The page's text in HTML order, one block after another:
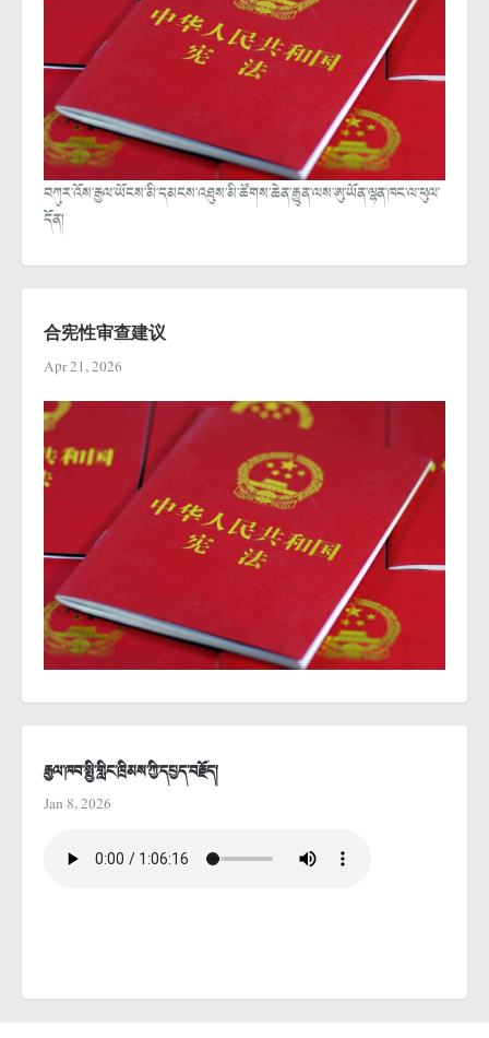
བཀུར་འོས་རྒྱལ་ཡོངས་མི་དམངས་འཐུས་མི་ཚོགས་ཆེན་རྒྱུན་ལས་ཨུ་ཡོན་ལྷན་ཁང་ལ་ཕུལ་
དོན།
合宪性审查建议
Apr 21, 2026
རྒྱལ་ཁབ་སྤྱི་གླིང་ཁྲིམས་ཀྱི་དཔྱད་བརྗོད།
Jan 8, 2026